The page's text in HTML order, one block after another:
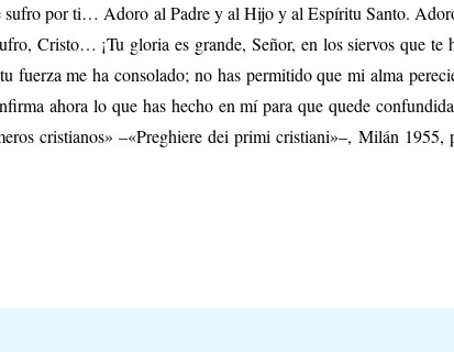
sufro por ti… Adoro al Padre y al Hijo y al Espíritu Santo.
Cristo… ¡Tu gloria es grande, Señor, en los siervos que te
me ha consolado; no has permitido que mi alma
ahora lo que has hecho en mí para que quede
cristianos» –«Preghiere dei primi cristiani»–, Milán 1955,